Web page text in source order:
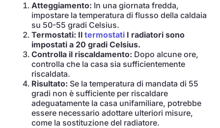
Atteggiamento: In una giornata fredda,
impostare la temperatura di flusso della caldaia
su 50-55 gradi Celsius.
Termostati: Il termostati I radiatori sono
impostati a 20 gradi Celsius.
Controlla il riscaldamento: Dopo alcune ore,
controlla che la casa sia sufficientemente
riscaldata.
Risultato: Se la temperatura di mandata di 55
gradi non è sufficiente per riscaldare
adeguatamente la casa unifamiliare, potrebbe
essere necessario adottare ulteriori misure,
come la sostituzione del radiatore.